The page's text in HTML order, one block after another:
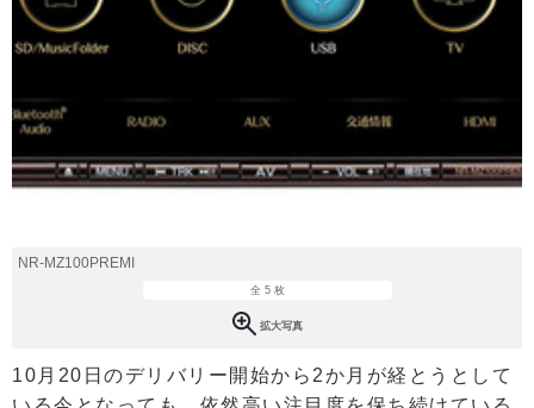
NR-MZ100PREMI
全 5 枚
拡大写真
10月20日のデリバリー開始から2か月が経とうとして